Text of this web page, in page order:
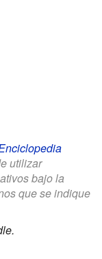
utilizar
bajo la
que se indique